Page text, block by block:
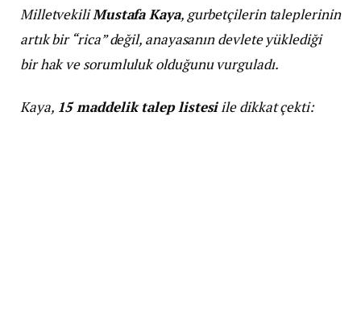
MilletvekiliMustafa Kaya, gurbetçilerin taleplerinin
artık bir “rica” değil, anayasanın devlete yüklediği
bir hak ve sorumluluk olduğunu vurguladı.
Kaya, 15 maddelik talep listesiile dikkat çekti: